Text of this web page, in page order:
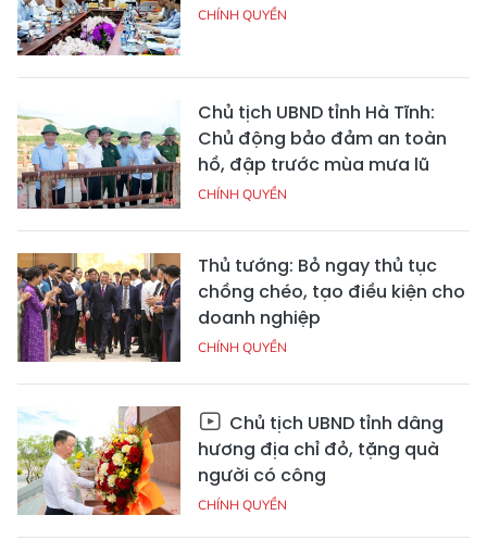
CHÍNH QUYỀN
Chủ tịch UBND tỉnh Hà Tĩnh:
Chủ động bảo đảm an toàn
hồ, đập trước mùa mưa lũ
CHÍNH QUYỀN
Thủ tướng: Bỏ ngay thủ tục
chồng chéo, tạo điều kiện cho
doanh nghiệp
CHÍNH QUYỀN
Chủ tịch UBND tỉnh dâng
hương địa chỉ đỏ, tặng quà
người có công
CHÍNH QUYỀN